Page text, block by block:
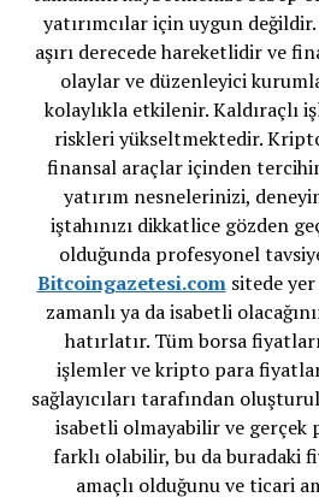
yatırımcılar için uygun
aşırı derecede hareketlidir ve
olaylar ve düzenleyici
kolaylıkla etkilenir. Kaldıraçlı
riskleri yükseltmektedir.
finansal araçlar içinden
yatırım nesnelerinizi,
iştahınızı dikkatlice gözden
olduğunda profesyonel
Bitcoingazetesi.comsitede
zamanlı ya da isabetli
hatırlatır. Tüm borsa
işlemler ve kripto para
sağlayıcıları tarafından
isabetli olmayabilir ve gerçek
farklı olabilir, bu da buradaki
amaçlı olduğunu ve ticari